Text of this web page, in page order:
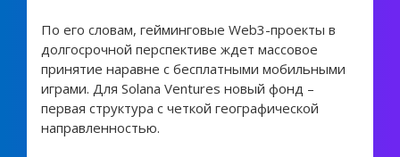
По его словам, гейминговые Web3-проекты в
долгосрочной перспективе ждет массовое
принятие наравне с бесплатными мобильными
играми. Для Solana Ventures новый фонд –
первая структура с четкой географической
направленностью.